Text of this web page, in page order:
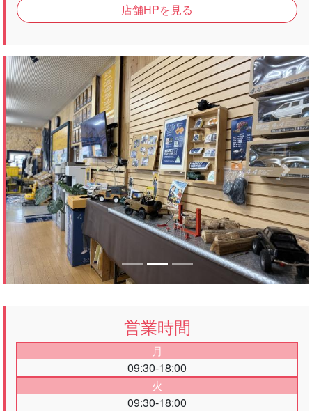
店舗HPを見る
Previous Next
営業時間
月
09:30-18:00
火
09:30-18:00